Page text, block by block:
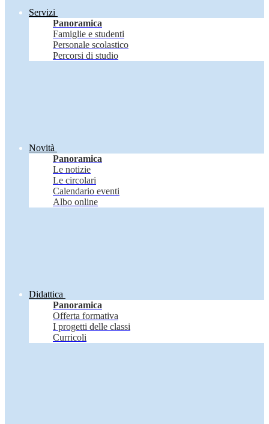
Servizi
Panoramica
Famiglie e studenti
Personale scolastico
Percorsi di studio
Novità
Panoramica
Le notizie
Le circolari
Calendario eventi
Albo online
Didattica
Panoramica
Offerta formativa
I progetti delle classi
Curricoli